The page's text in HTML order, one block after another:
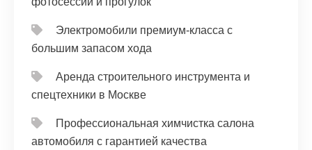
Электромобили премиум-класса с
большим запасом хода
Аренда строительного инструмента и
спецтехники в Москве
Профессиональная химчистка салона
автомобиля с гарантией качества